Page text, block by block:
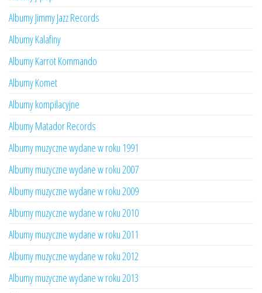
Albumy Jimmy Jazz Records
Albumy Kalafiny
Albumy Karrot Kommando
Albumy Komet
Albumy kompilacyjne
Albumy Matador Records
Albumy muzyczne wydane w roku 1991
Albumy muzyczne wydane w roku 2007
Albumy muzyczne wydane w roku 2009
Albumy muzyczne wydane w roku 2010
Albumy muzyczne wydane w roku 2011
Albumy muzyczne wydane w roku 2012
Albumy muzyczne wydane w roku 2013